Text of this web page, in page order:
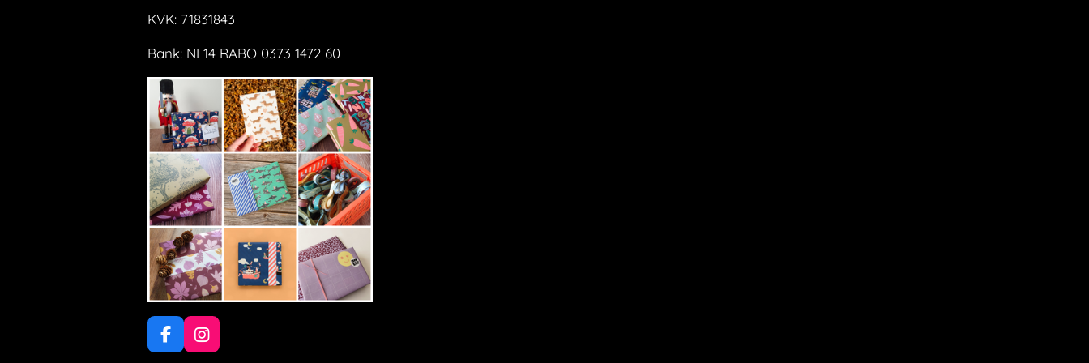
KVK: 71831843
Bank: NL14 RABO 0373 1472 60
F
a
I
n